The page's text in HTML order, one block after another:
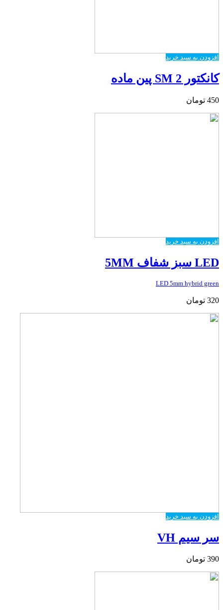
افزودن به سبد خرید
کانکتور SM 2 پین ماده
450 تومان
افزودن به سبد خرید
LED سبز شفاف 5MM
LED 5mm hybrid green
320 تومان
افزودن به سبد خرید
سر سیم VH
390 تومان